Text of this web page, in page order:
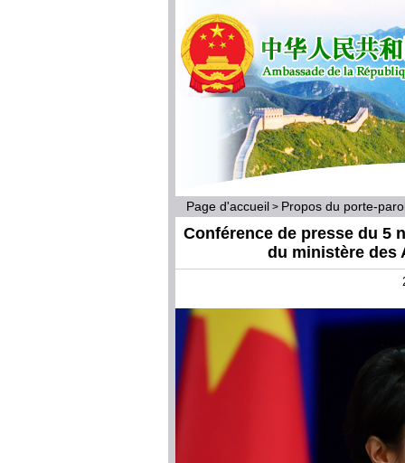
Page d'accueil > Propos du porte-
Conférence de presse du 5
du ministère des